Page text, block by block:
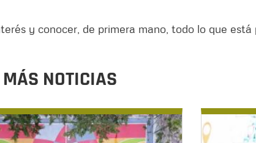
y conocer, de primera mano, todo lo que
MÁS NOTICIAS